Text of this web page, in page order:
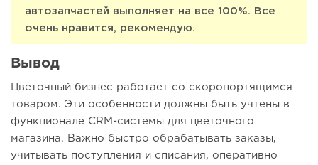
автозапчастей выполняет на все 100%. Все
очень нравится, рекомендую.
Вывод
Цветочный бизнес работает со скоропортящимся
товаром. Эти особенности должны быть учтены в
функционале CRM-системы для цветочного
магазина. Важно быстро обрабатывать заказы,
учитывать поступления и списания, оперативно